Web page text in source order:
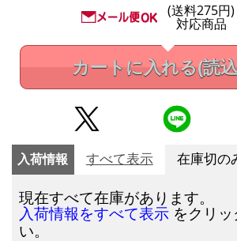
(送料275円)
対応商品
カートに入れる(読
入荷情報 すべて表示 在庫切の
現在すべて在庫があります。
入荷情報をすべて表示 をクリ
い。